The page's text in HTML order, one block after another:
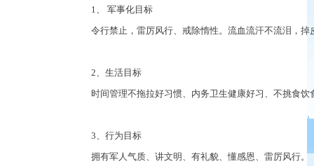
1、
军事化目标
令行禁止，雷厉风行、戒除惰性。流血流汗不流泪，掉
2、生活目标
时间管理不拖拉好习惯、内务卫生健康好习、不挑食
3、行为目标
拥有军人气质、讲文明、有礼貌、懂感恩、雷厉风行。